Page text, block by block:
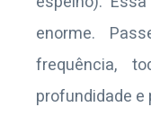
enorme.
frequência,
profundidade e